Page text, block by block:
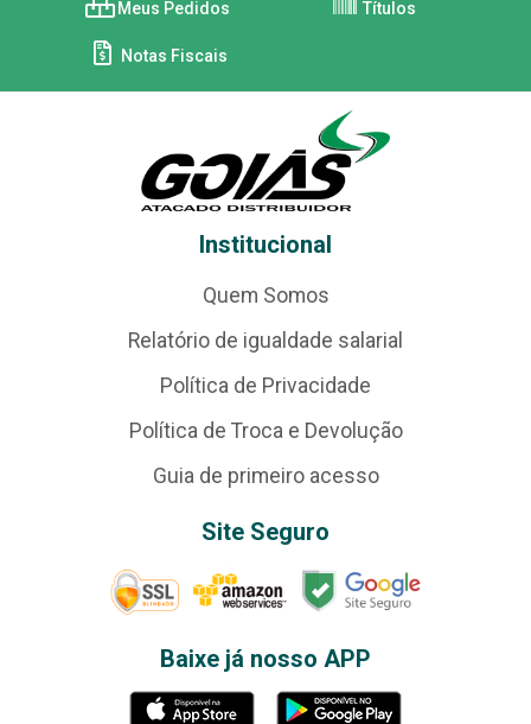
Meus Pedidos Títulos
Notas Fiscais
Institucional
Quem Somos
Relatório de igualdade salarial
Política de Privacidade
Política de Troca e Devolução
Guia de primeiro acesso
Site Seguro
Baixe já nosso APP